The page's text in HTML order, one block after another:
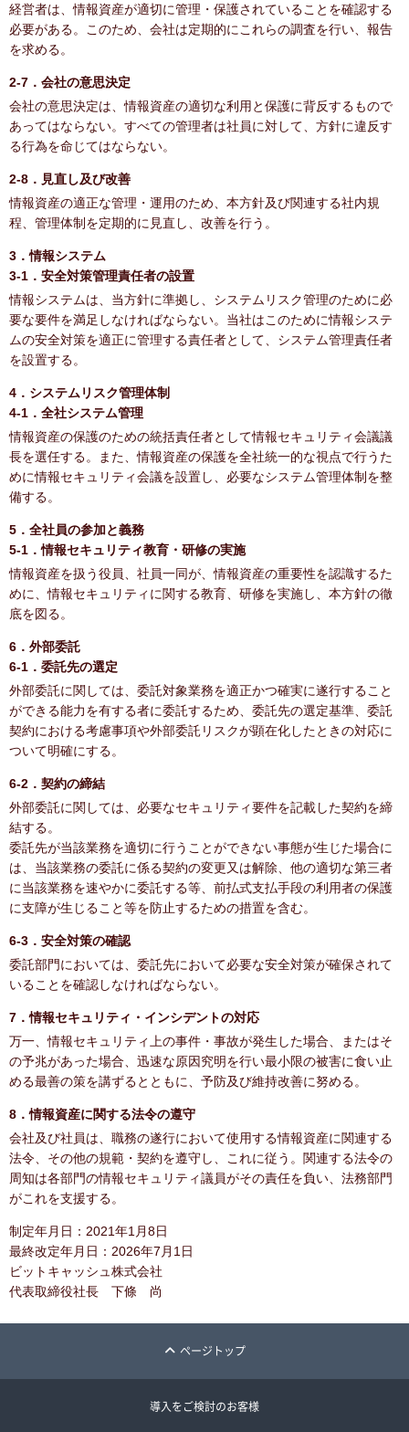
経営者は、情報資産が適切に管理・保護されていることを確認する
必要がある。このため、会社は定期的にこれらの調査を行い、報告
を求める。
2-7．会社の意思決定
会社の意思決定は、情報資産の適切な利用と保護に背反するもので
あってはならない。すべての管理者は社員に対して、方針に違反す
る行為を命じてはならない。
2-8．見直し及び改善
情報資産の適正な管理・運用のため、本方針及び関連する社内規
程、管理体制を定期的に見直し、改善を行う。
3．情報システム
3-1．安全対策管理責任者の設置
情報システムは、当方針に準拠し、システムリスク管理のために必
要な要件を満足しなければならない。当社はこのために情報システ
ムの安全対策を適正に管理する責任者として、システム管理責任者
を設置する。
4．システムリスク管理体制
4-1．全社システム管理
情報資産の保護のための統括責任者として情報セキュリティ会議議
長を選任する。また、情報資産の保護を全社統一的な視点で行うた
めに情報セキュリティ会議を設置し、必要なシステム管理体制を整
備する。
5．全社員の参加と義務
5-1．情報セキュリティ教育・研修の実施
情報資産を扱う役員、社員一同が、情報資産の重要性を認識するた
めに、情報セキュリティに関する教育、研修を実施し、本方針の徹
底を図る。
6．外部委託
6-1．委託先の選定
外部委託に関しては、委託対象業務を適正かつ確実に遂行すること
ができる能力を有する者に委託するため、委託先の選定基準、委託
契約における考慮事項や外部委託リスクが顕在化したときの対応に
ついて明確にする。
6-2．契約の締結
外部委託に関しては、必要なセキュリティ要件を記載した契約を締
結する。
委託先が当該業務を適切に行うことができない事態が生じた場合に
は、当該業務の委託に係る契約の変更又は解除、他の適切な第三者
に当該業務を速やかに委託する等、前払式支払手段の利用者の保護
に支障が生じること等を防止するための措置を含む。
6-3．安全対策の確認
委託部門においては、委託先において必要な安全対策が確保されて
いることを確認しなければならない。
7．情報セキュリティ・インシデントの対応
万一、情報セキュリティ上の事件・事故が発生した場合、またはそ
の予兆があった場合、迅速な原因究明を行い最小限の被害に食い止
める最善の策を講ずるとともに、予防及び維持改善に努める。
8．情報資産に関する法令の遵守
会社及び社員は、職務の遂行において使用する情報資産に関連する
法令、その他の規範・契約を遵守し、これに従う。関連する法令の
周知は各部門の情報セキュリティ議員がその責任を負い、法務部門
がこれを支援する。
制定年月日：2021年1月8日
最終改定年月日：2026年7月1日
ビットキャッシュ株式会社
代表取締役社長 下條 尚
ページトップ
導入をご検討のお客様